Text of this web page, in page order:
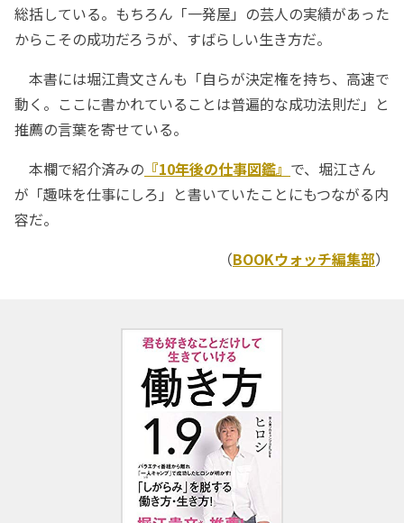
総括している。もちろん「一発屋」の芸人の実績があった
からこその成功だろうが、すばらしい生き方だ。
本書には堀江貴文さんも「自らが決定権を持ち、高速で
動く。ここに書かれていることは普遍的な成功法則だ」と
推薦の言葉を寄せている。
本欄で紹介済みの 『10年後の仕事図鑑』 で、堀江さん
が「趣味を仕事にしろ」と書いていたことにもつながる内
容だ。
（BOOKウォッチ編集部）